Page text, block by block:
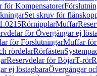
för Kompensatorer
Set skruv för
RörnipplarMuffar
för Övergångar ej
för FörslutningarMuffar
rördelarRörfästen
Reservdelar för BöjarT-rör
ej löstagbaraÖvergångar